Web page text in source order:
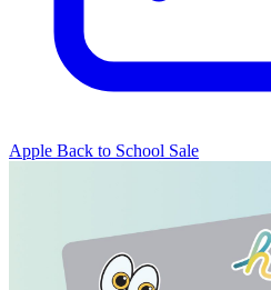
Apple Back to School Sale